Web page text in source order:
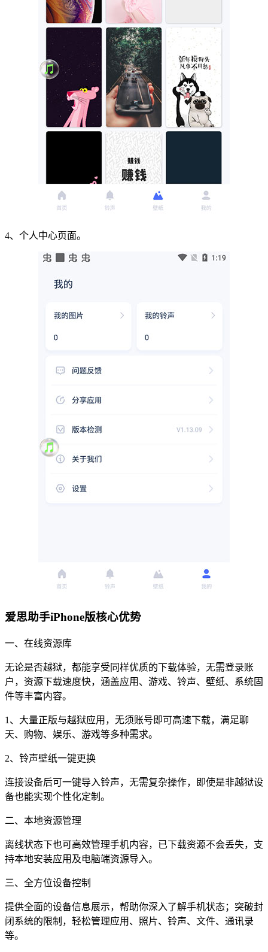
4、个人中心页面。
爱思助手iPhone版核心优势
一、在线资源库
无论是否越狱，都能享受同样优质的下载体验，无需登录账
户，资源下载速度快，涵盖应用、游戏、铃声、壁纸、系统固
件等丰富内容。
1、大量正版与越狱应用，无须账号即可高速下载，满足聊
天、购物、娱乐、游戏等多种需求。
2、铃声壁纸一键更换
连接设备后可一键导入铃声，无需复杂操作，即使是非越狱设
备也能实现个性化定制。
二、本地资源管理
离线状态下也可高效管理手机内容，已下载资源不会丢失，支
持本地安装应用及电脑端资源导入。
三、全方位设备控制
提供全面的设备信息展示，帮助你深入了解手机状态；突破封
闭系统的限制，轻松管理应用、照片、铃声、文件、通讯录
等。